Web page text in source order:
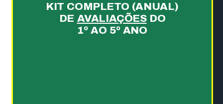
KIT COMPLETO (ANUAL)
DE AVALIAÇÕESDO
1º AO 5º ANO